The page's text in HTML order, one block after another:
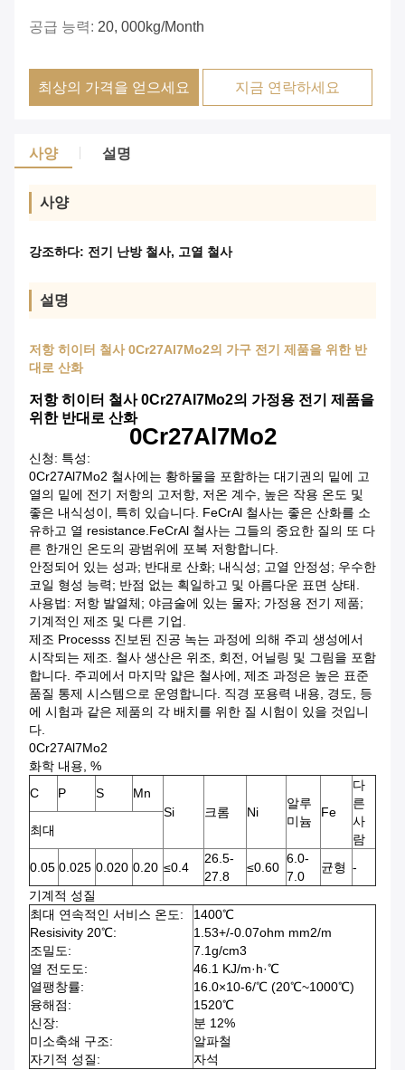
공급 능력: 20, 000kg/month
최상의 가격을 얻으세요 지금 연락하세요
사양 설명
사양
강조하다: 전기 난방 철사, 고열 철사
설명
저항 히이터 철사 0Cr27Al7Mo2의 가구 전기 제품을 위한 반
대로 산화
저항 히이터 철사 0Cr27Al7Mo2의 가정용 전기 제품을
위한 반대로 산화
0Cr27Al7Mo2
신청: 특성:
0Cr27Al7Mo2 철사에는 황하물을 포함하는 대기권의 밑에 고
열의 밑에 전기 저항의 고저항, 저온 계수, 높은 작용 온도 및
좋은 내식성이, 특히 있습니다. FeCrAl 철사는 좋은 산화를 소
유하고 열 resistance.FeCrAl 철사는 그들의 중요한 질의 또 다
른 한개인 온도의 광범위에 포복 저항합니다.
안정되어 있는 성과; 반대로 산화; 내식성; 고열 안정성; 우수한
코일 형성 능력; 반점 없는 획일하고 및 아름다운 표면 상태.
사용법: 저항 발열체; 야금술에 있는 물자; 가정용 전기 제품;
기계적인 제조 및 다른 기업.
제조 Processs 진보된 진공 녹는 과정에 의해 주괴 생성에서
시작되는 제조. 철사 생산은 위조, 회전, 어닐링 및 그림을 포함
합니다. 주괴에서 마지막 얇은 철사에, 제조 과정은 높은 표준
품질 통제 시스템으로 운영합니다. 직경 포용력 내용, 경도, 등
에 시험과 같은 제품의 각 배치를 위한 질 시험이 있을 것입니
다.
0Cr27Al7Mo2
화학 내용, %
C
P S
Mn
Si
크롬 Ni
알루
미늄
Fe
다
른
사
람
최대
0.05 0.025 0.020 0.20 ≤0.4
26.5-
27.8
≤0.60
6.0-
7.0
균형 -
기계적 성질
최대 연속적인 서비스 온도:
Resisivity 20℃:
조밀도:
열 전도도:
열팽창률:
융해점:
신장:
미소축쇄 구조:
자기적 성질:
1400℃
1.53+/-0.07ohm mm2/m
7.1g/cm3
46.1 KJ/m·h·℃
16.0×10-6/℃ (20℃~1000℃)
1520℃
분 12%
알파철
자석